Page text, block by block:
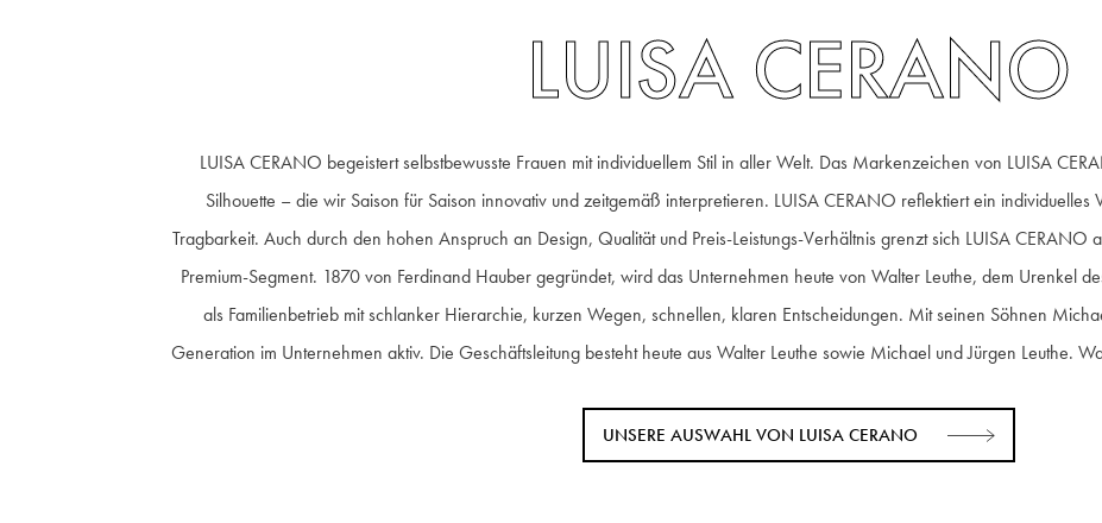
LUISA CERANO
LUISA CERANO begeistert selbstbewusste Frauen mit individuellem Stil in aller Welt. Das Markenzeichen von LUISA
Silhouette – die wir Saison für Saison innovativ und zeitgemäß interpretieren. LUISA CERANO reflektiert ein individuelles
Tragbarkeit. Auch durch den hohen Anspruch an Design, Qualität und Preis-Leistungs-Verhältnis grenzt sich LUISA CERANO
Premium-Segment. 1870 von Ferdinand Hauber gegründet, wird das Unternehmen heute von Walter Leuthe, dem Urenkel
als Familienbetrieb mit schlanker Hierarchie, kurzen Wegen, schnellen, klaren Entscheidungen. Mit seinen Söhnen
Generation im Unternehmen aktiv. Die Geschäftsleitung besteht heute aus Walter Leuthe sowie Michael und Jürgen Leuthe.
UNSERE AUSWAHL VON LUISA CERANO